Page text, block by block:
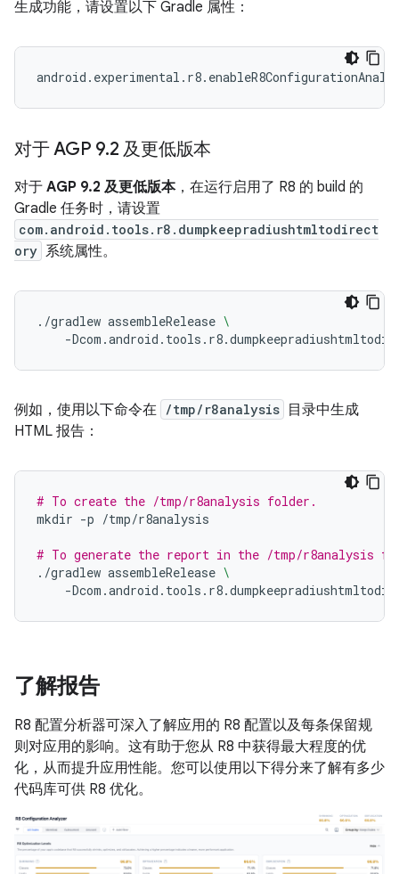
生成功能，请设置以下 Gradle 属性：
对于 AGP 9.2 及更低版本
对于 AGP 9.2 及更低版本，在运行启用了 R8 的 build 的
Gradle 任务时，请设置
com.android.tools.r8.dumpkeepradiushtmltodirect
ory 系统属性。
./gradlew assembleRelease \
-
例如，使用以下命令在 /tmp/r8analysis
目录中生成
HTML 报告：
# To create the /tmp/r8analysis folder.
mkdir -p /tmp/r8analysis
# To generate the report in the /tmp/r8analysis
./gradlew assembleRelease \
-
了解报告
R8 配置分析器可深入了解应用的 R8 配置以及每条保留规
则对应用的影响。这有助于您从 R8 中获得最大程度的优
化，从而提升应用性能。您可以使用以下得分来了解有多少
代码库可供 R8 优化。